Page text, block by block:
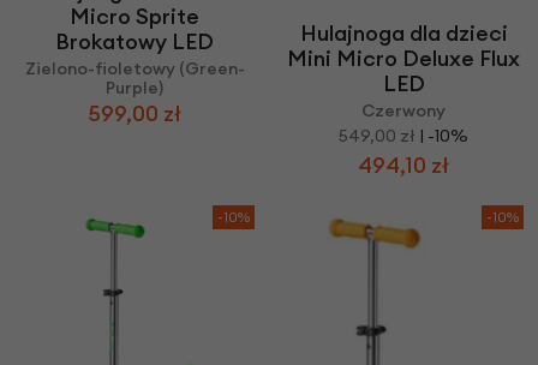
Micro Sprite
Brokatowy LED
Zielono-fioletowy (Green-
Purple)
599,00 zł
Hulajnoga dla dzieci
Mini Micro Deluxe Flux
LED
Czerwony
549,00 zł | -10%
494,10 zł
-10% -10%